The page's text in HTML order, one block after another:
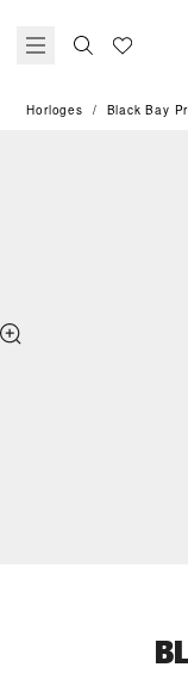
Horloges Black Bay